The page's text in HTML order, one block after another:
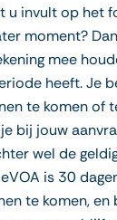
u invult op het
moment?
mee
heeft. Je
te komen of
bij jouw
wel de
is 30
te komen, en